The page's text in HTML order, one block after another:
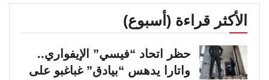
الأكثر قراءة (أسبوع)
حظر اتحاد “فيسي” الإيفواري..
واتارا يدهس “بيادق” غباغبو على